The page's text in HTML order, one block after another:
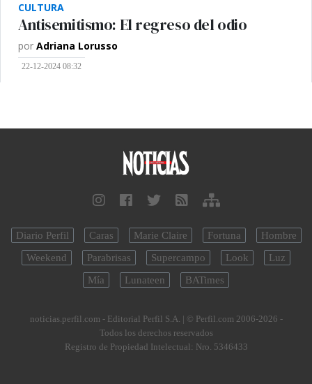
CULTURA
Antisemitismo: El regreso del odio
por Adriana Lorusso
22-12-2024 08:32
Diario Perfil Caras Marie Claire Fortuna
Hombre
Weekend
Parabrisas Supercampo Look
Luz
Mía
Lunateen BATimes
noticias.perfil.com - Editorial Perfil S.A. | © Perfil.com 2006-2026 -
Todos los derechos reservados
Registro de Propiedad Intelectual: Nro. 5346433